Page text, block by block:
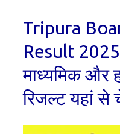
Tripura
Result 2025
माध्यमिक और
रिजल्ट यहां